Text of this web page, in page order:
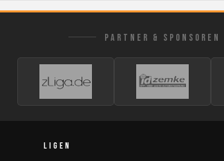
PARTNER & SPONSOREN
LIGEN